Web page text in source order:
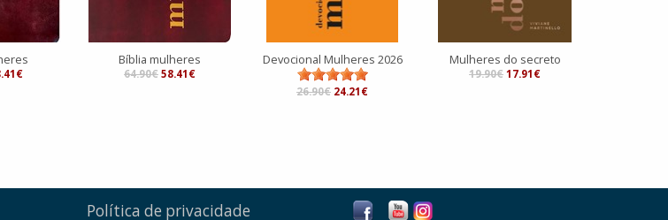
Bíblia mulheres
64.90€ 58.41€
Devocional Mulheres 2026
26.90€ 24.21€
Mulheres do secreto
19.90€ 17.91€
Política de privacidade